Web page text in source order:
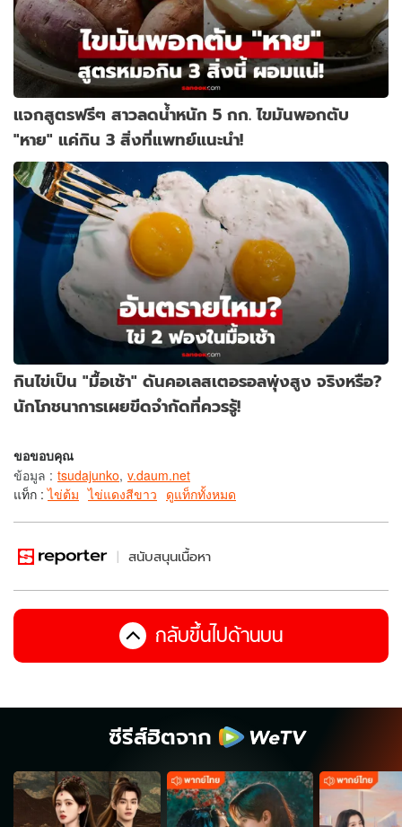
แจกสูตรฟรีๆ สาวลดน้ำหนัก 5 กก. ไขมันพอกตับ
"หาย" แค่กิน 3 สิ่งที่แพทย์แนะนำ!
กินไข่เป็น "มื้อเช้า" ดันคอเลสเตอรอลพุ่งสูง จริงหรือ?
นักโภชนาการเผยขีดจำกัดที่ควรรู้!
ขอขอบคุณ
ข้อมูล : tsudajunko, v.daum.net
แท็ก :ไข่ต้ม ไข่แดงสีขาว ดูแท็กทั้งหมด
สนับสนุนเนื้อหา
กลับขึ้นไปด้านบน
ซีรีส์ฮิตจาก